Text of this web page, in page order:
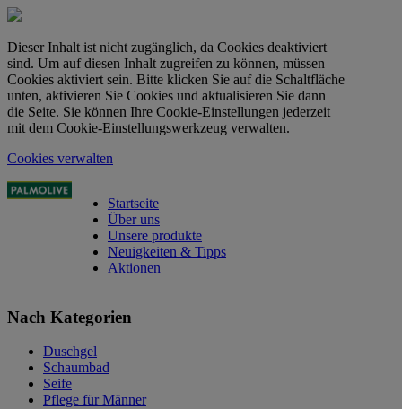
Dieser Inhalt ist nicht zugänglich, da Cookies deaktiviert
sind. Um auf diesen Inhalt zugreifen zu können, müssen
Cookies aktiviert sein. Bitte klicken Sie auf die Schaltfläche
unten, aktivieren Sie Cookies und aktualisieren Sie dann
die Seite. Sie können Ihre Cookie-Einstellungen jederzeit
mit dem Cookie-Einstellungswerkzeug verwalten.
Cookies verwalten
Startseite
Über uns
Unsere produkte
Neuigkeiten & Tipps
Aktionen
Nach Kategorien
Duschgel
Schaumbad
Seife
Pflege für Männer